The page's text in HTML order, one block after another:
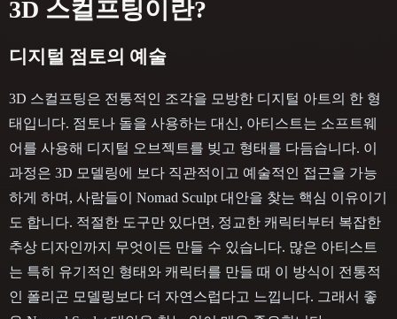
3D 스컬프팅이란?
디지털 점토의 예술
3D 스컬프팅은 전통적인 조각을 모방한 디지털 아트의 한 형
태입니다. 점토나 돌을 사용하는 대신, 아티스트는 소프트웨
어를 사용해 디지털 오브젝트를 빚고 형태를 다듬습니다. 이
과정은 3D 모델링에 보다 직관적이고 예술적인 접근을 가능
하게 하며, 사람들이 Nomad Sculpt 대안을 찾는 핵심 이유이기
도 합니다. 적절한 도구만 있다면, 정교한 캐릭터부터 복잡한
추상 디자인까지 무엇이든 만들 수 있습니다. 많은 아티스트
는 특히 유기적인 형태와 캐릭터를 만들 때 이 방식이 전통적
인 폴리곤 모델링보다 더 자연스럽다고 느낍니다. 그래서 좋